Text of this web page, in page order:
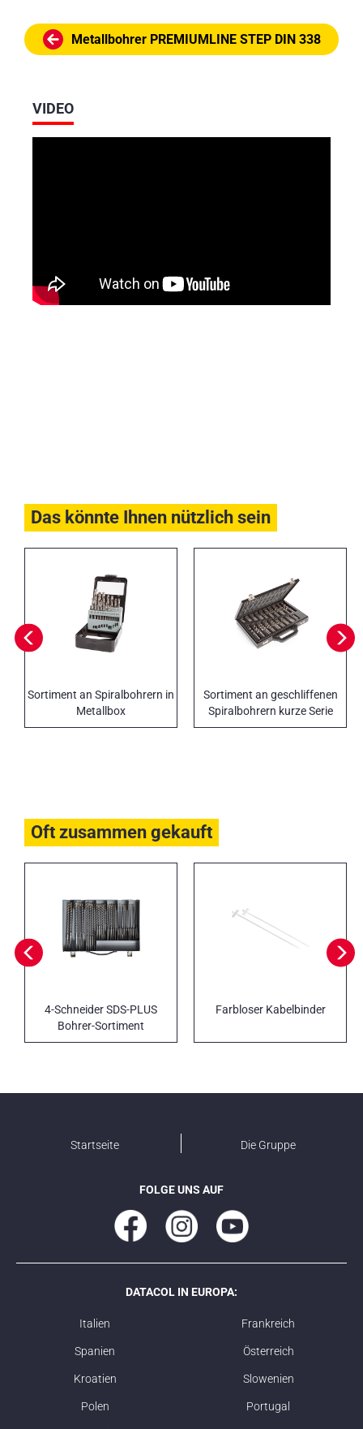
Metallbohrer PREMIUMLINE STEP DIN 338
VIDEO
Das könnte Ihnen nützlich sein
Sortiment an Spiralbohrern in
Metallbox
Sortiment an geschliffenen
Spiralbohrern kurze Serie
Oft zusammen gekauft
4-Schneider SDS-PLUS
Bohrer-Sortiment
Farbloser Kabelbinder
Startseite Die Gruppe
FOLGE UNS AUF
DATACOL IN EUROPA:
Italien Frankreich
Spanien Österreich
Kroatien Slowenien
Polen Portugal